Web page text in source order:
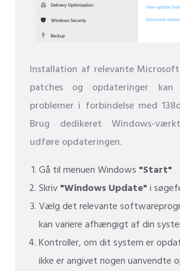
Installation af relevante
patches og opdateringer
problemer i forbindelse med
Brug dedikeret Windows-
udføre opdateringen.
Gå til menuen Windows "Start"
Skriv"Windows Update"i
Vælg det relevante
kan variere afhængigt af din
Kontroller, om dit system er
ikke er angivet nogen uanvendte